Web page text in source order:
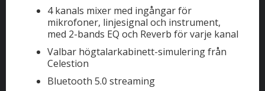
4 kanals mixer med ingångar för
mikrofoner, linjesignal och instrument,
med 2-bands EQ och Reverb för varje kanal
Valbar högtalarkabinett-simulering från
Celestion
Bluetooth 5.0 streaming